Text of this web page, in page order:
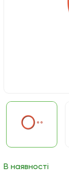
В наявності